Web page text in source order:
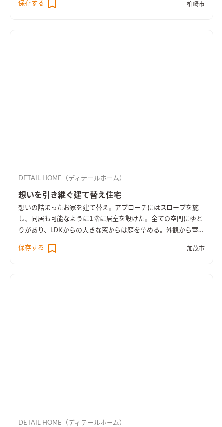
保存する 柏崎市
DETAIL HOME（ディテールホーム）
想いを引き継ぐ建て替え住宅
想いの詰まったお家を建て替え。アプローチにはスロープを施
し、同居も可能なように1階に居室を設けた。全ての空間にゆと
りがあり、LDKからの大きな窓からは庭を望める。外観から室内
保存する
加茂市
DETAIL HOME（ディテールホーム）